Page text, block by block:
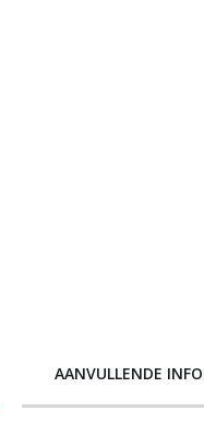
AANVULLENDE